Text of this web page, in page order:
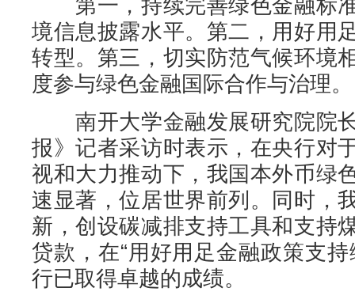
第一，持续完善绿色金融标
境信息披露水平。第二，用好用
转型。第三，切实防范气候环境
度参与绿色金融国际合作与治理。
南开大学金融发展研究院院
报》记者采访时表示，在央行对
视和大力推动下，我国本外币绿
速显著，位居世界前列。同时，
新，创设碳减排支持工具和支持
贷款，在“用好用足金融政策支
行已取得卓越的成绩。